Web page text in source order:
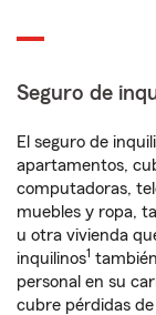
Seguro de
El seguro de
apartamentos,
computadoras,
muebles y ropa,
u otra vivienda
inquilinos1
personal en su
cubre pérdidas